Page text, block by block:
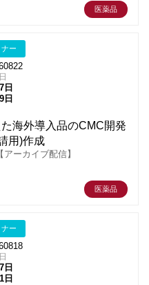
医薬品
ー
日
日
海外導入品のCMC開発
用)作成
ーカイブ配信】
医薬品
ー
日
日